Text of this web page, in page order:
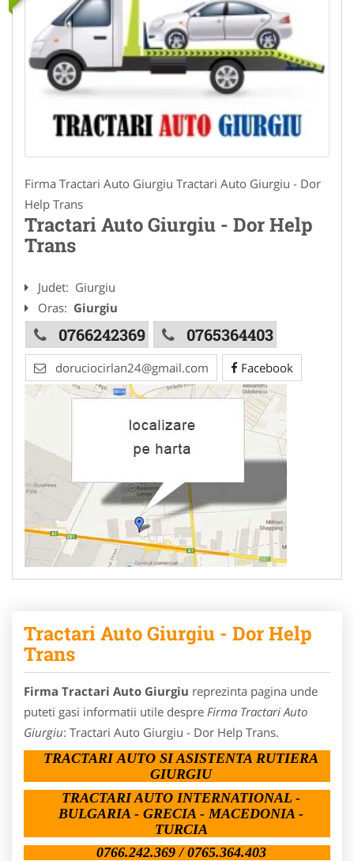
Firma Tractari Auto Giurgiu Tractari Auto Giurgiu - Dor
Help Trans
Tractari Auto Giurgiu - Dor Help
Trans
Judet: Giurgiu
Oras: Giurgiu
0766242369 0765364403
doruciocirlan24@gmail.com Facebook
Tractari Auto Giurgiu - Dor Help
Trans
Firma Tractari Auto Giurgiu reprezinta pagina unde
puteti gasi informatii utile despre Firma Tractari Auto
Giurgiu: Tractari Auto Giurgiu - Dor Help Trans.
TRACTARI AUTO SI ASISTENTA RUTIERA
GIURGIU
TRACTARI AUTO INTERNATIONAL -
BULGARIA - GRECIA - MACEDONIA -
TURCIA
0766.242.369 / 0765.364.403